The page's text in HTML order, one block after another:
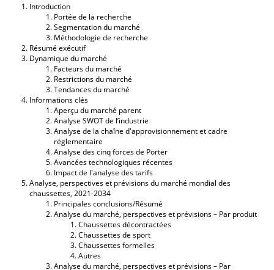
Introduction
Portée de la recherche
Segmentation du marché
Méthodologie de recherche
Résumé exécutif
Dynamique du marché
Facteurs du marché
Restrictions du marché
Tendances du marché
Informations clés
Aperçu du marché parent
Analyse SWOT de l’industrie
Analyse de la chaîne d'approvisionnement et cadre
réglementaire
Analyse des cinq forces de Porter
Avancées technologiques récentes
Impact de l'analyse des tarifs
Analyse, perspectives et prévisions du marché mondial des
chaussettes, 2021-2034
Principales conclusions/Résumé
Analyse du marché, perspectives et prévisions – Par produit
Chaussettes décontractées
Chaussettes de sport
Chaussettes formelles
Autres
Analyse du marché, perspectives et prévisions – Par